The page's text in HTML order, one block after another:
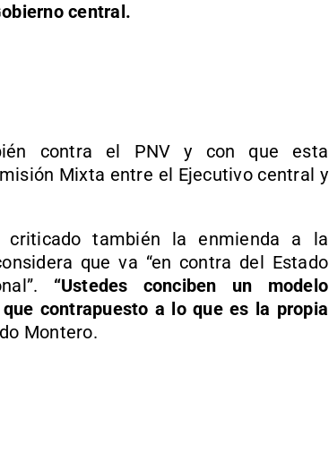
central.
contra el PNV y con que esta
Mixta entre el Ejecutivo central y
criticado también la enmienda a la
que va “en contra del Estado
“Ustedes conciben un modelo
contrapuesto a lo que es la propia
Montero.